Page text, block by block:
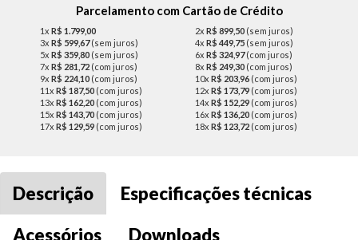
Parcelamento com Cartão de Crédito
1x R$ 1.799,00 2x R$ 899,50 (sem juros)
3x R$ 599,67(sem juros) 4x R$ 449,75 (sem juros)
5x R$ 359,80 (sem juros) 6x R$ 324,97(com juros)
7x R$ 281,72 (com juros) 8x R$ 249,30 (com juros)
9x R$ 224,10 (com juros) 10x R$ 203,96 (com juros)
11x R$ 187,50 (com juros) 12x R$ 173,79 (com juros)
13x R$ 162,20 (com juros) 14x R$ 152,29 (com juros)
15x R$ 143,70 (com juros) 16x R$ 136,20 (com juros)
17x R$ 129,59 (com juros) 18x R$ 123,72 (com juros)
Descrição
Especificações técnicas
Acessórios
Downloads